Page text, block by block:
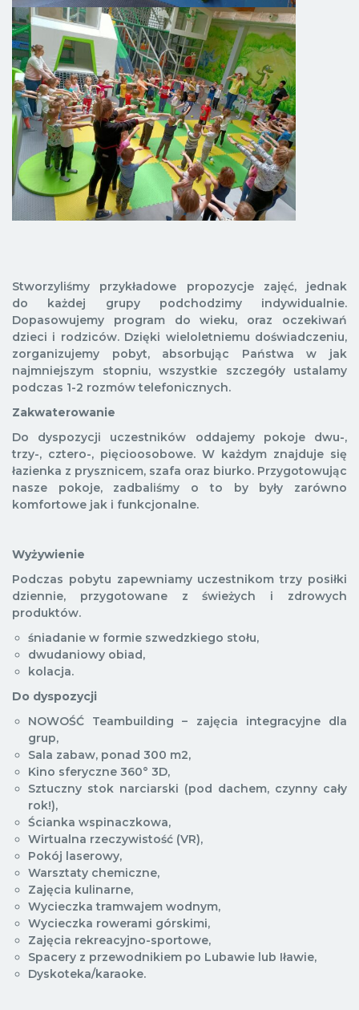
Stworzyliśmy przykładowe propozycje zajęć, jednak
do każdej grupy podchodzimy indywidualnie.
Dopasowujemy program do wieku, oraz oczekiwań
dzieci i rodziców. Dzięki wieloletniemu doświadczeniu,
zorganizujemy pobyt, absorbując Państwa w jak
najmniejszym stopniu, wszystkie szczegóły ustalamy
podczas 1-2 rozmów telefonicznych.
Zakwaterowanie
Do dyspozycji uczestników oddajemy pokoje dwu-,
trzy-, cztero-, pięcioosobowe. W każdym znajduje się
łazienka z prysznicem, szafa oraz biurko. Przygotowując
nasze pokoje, zadbaliśmy o to by były zarówno
komfortowe jak i funkcjonalne.
Wyżywienie
Podczas pobytu zapewniamy uczestnikom trzy posiłki
dziennie, przygotowane z świeżych i zdrowych
produktów.
śniadanie w formie szwedzkiego stołu,
dwudaniowy obiad,
kolacja.
Do dyspozycji
NOWOŚĆ Teambuilding – zajęcia integracyjne dla
grup,
Sala zabaw, ponad 300 m2,
Kino sferyczne 360° 3D,
Sztuczny stok narciarski (pod dachem, czynny cały
rok!),
Ścianka wspinaczkowa,
Wirtualna rzeczywistość (VR),
Pokój laserowy,
Warsztaty chemiczne,
Zajęcia kulinarne,
Wycieczka tramwajem wodnym,
Wycieczka rowerami górskimi,
Zajęcia rekreacyjno-sportowe,
Spacery z przewodnikiem po Lubawie lub Iławie,
Dyskoteka/karaoke.